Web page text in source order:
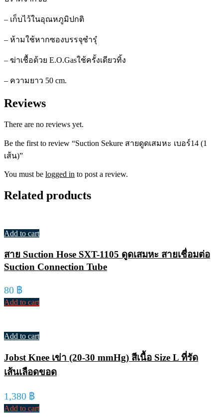
– เก็บไว้ในอุณหภูมิปกติ
– ห้ามใช้หากซองบรรจุชำรุ
– ฆ่าเชื้อด้วย E.O.Gasใช้ครั้งเดียวทิ้ง
– ความยาว 50 cm.
Reviews
There are no reviews yet.
Be the first to review “Suction Sekure สายดูดเสมหะ เบอร์14 (1
เส้น)”
You must be logged in to post a review.
Related products
Add to cart
สาย Suction Hose SXT-1105 ดูดเสมหะ สายเชื่อมต่อ
Suction Connection Tube
80 ฿
Add to cart
Add to cart
Jobst Knee เข่า (20-30 mmHg) สีเนื้อ Size L ที่รัด
เส้นเลือดขอด
1,380 ฿
Add to cart